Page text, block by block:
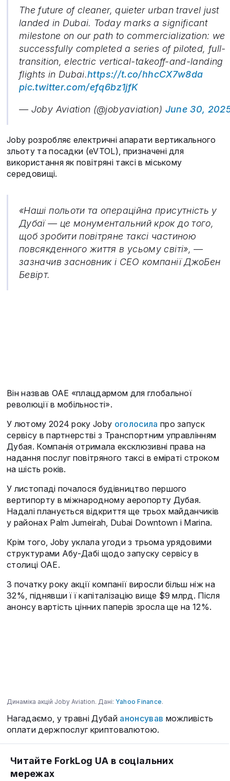
The future of cleaner, quieter urban travel just
landed in Dubai. Today marks a significant
milestone on our path to commercialization: we
successfully completed a series of piloted, full-
transition, electric vertical-takeoff-and-landing
flights in Dubai.https://t.co/hhcCX7w8da
pic.twitter.com/efq6bz1jfK
— Joby Aviation (@jobyaviation) June 30,
Joby розробляє електричні апарати вертикального
зльоту та посадки (eVTOL), призначені для
використання як повітряні таксі в міському
середовищі.
«Наші польоти та операційна присутність у
Дубаї — це монументальний крок до того,
щоб зробити повітряне таксі частиною
повсякденного життя в усьому світі», —
зазначив засновник і CEO компанії ДжоБен
Бевірт.
Він назвав ОАЕ «плацдармом для глобальної
революції в мобільності».
У лютому 2024 року Joby оголосила про запуск
сервісу в партнерстві з Транспортним управлінням
Дубая. Компанія отримала ексклюзивні права на
надання послуг повітряного таксі в еміраті строком
на шість років.
У листопаді почалося будівництво першого
вертипорту в міжнародному аеропорту Дубая.
Надалі планується відкриття ще трьох майданчиків
у районах Palm Jumeirah, Dubai Downtown і Marina.
Крім того, Joby уклала угоди з трьома урядовими
структурами Абу-Дабі щодо запуску сервісу в
столиці ОАЕ.
З початку року акції компанії виросли більш ніж на
32%, піднявши її капіталізацію вище $9 млрд. Після
анонсу вартість цінних паперів зросла ще на 12%.
Динаміка акцій Joby Aviation. Дані: Yahoo Finance.
Нагадаємо, у травні Дубай анонсував можливість
оплати держпослуг криптовалютою.
Читайте ForkLog UA в соціальних
мережах